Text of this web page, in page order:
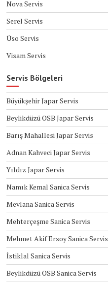
Nova Servis
Serel Servis
Üso Servis
Visam Servis
Servis Bölgeleri
Büyükşehir Japar Servis
Beylikdüzü OSB Japar Servis
Barış Mahallesi Japar Servis
Adnan Kahveci Japar Servis
Yıldız Japar Servis
Namık Kemal Sanica Servis
Mevlana Sanica Servis
Mehterçeşme Sanica Servis
Mehmet Akif Ersoy Sanica Servis
İstiklal Sanica Servis
Beylikdüzü OSB Sanica Servis